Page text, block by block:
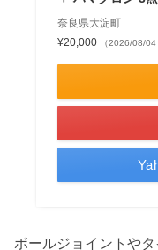
奈良県大淀町
¥20,000
（2026/08/
ボールジョイントや